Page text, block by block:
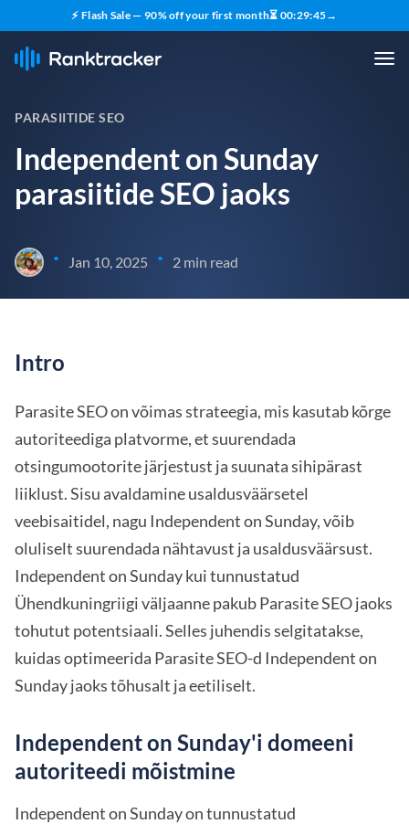
⚡ Flash Sale — 90% off your first month⏳ 00:29:45→
PARASIITIDE SEO
Independent on Sunday
parasiitide SEO jaoks
• Jan 10, 2025 • 2 min read
Intro
Parasite SEO on võimas strateegia, mis kasutab kõrge
autoriteediga platvorme, et suurendada
otsingumootorite järjestust ja suunata sihipärast
liiklust. Sisu avaldamine usaldusväärsetel
veebisaitidel, nagu Independent on Sunday, võib
oluliselt suurendada nähtavust ja usaldusväärsust.
Independent on Sunday kui tunnustatud
Ühendkuningriigi väljaanne pakub Parasite SEO jaoks
tohutut potentsiaali. Selles juhendis selgitatakse,
kuidas optimeerida Parasite SEO-d Independent on
Sunday jaoks tõhusalt ja eetiliselt.
Independent on Sunday'i domeeni
autoriteedi mõistmine
Independent on Sunday on tunnustatud